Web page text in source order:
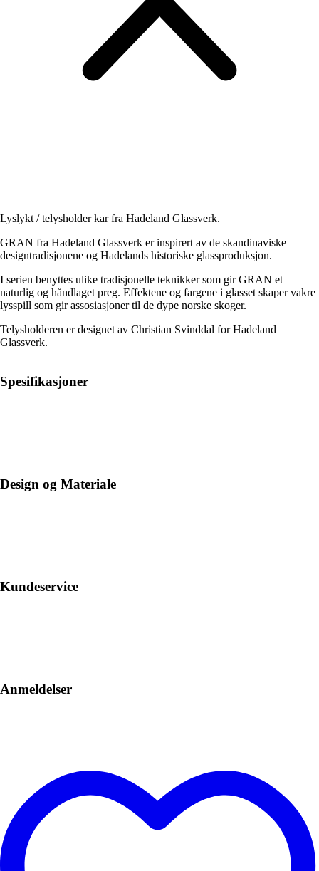
Lyslykt / telysholder kar fra Hadeland Glassverk.
GRAN fra Hadeland Glassverk er inspirert av de skandinaviske
designtradisjonene og Hadelands historiske glassproduksjon.
I serien benyttes ulike tradisjonelle teknikker som gir GRAN et
naturlig og håndlaget preg. Effektene og fargene i glasset skaper vakre
lysspill som gir assosiasjoner til de dype norske skoger.
Telysholderen er designet av Christian Svinddal for Hadeland
Glassverk.
Spesifikasjoner
Design og Materiale
Kundeservice
Anmeldelser